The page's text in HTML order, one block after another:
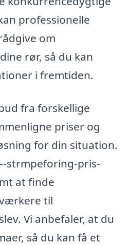
professionelle
om
rør, så du kan
i fremtiden.
fra forskellige
priser og
for din situation.
strmpeforing-pris-
at finde
til
Vi anbefaler, at du
så du kan få et